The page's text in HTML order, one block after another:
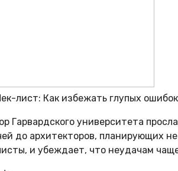
лист: Как избежать глупых
Гарвардского университета
до архитекторов, планирующих
и убеждает, что неудачам